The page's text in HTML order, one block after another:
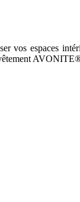
vos espaces